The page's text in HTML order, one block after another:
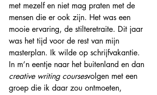
met mezelf en niet mag praten met de
mensen die er ook zijn. Het was een
mooie ervaring, de stilteretraite. Dit jaar
was het tijd voor de rest van mijn
masterplan. Ik wilde op schrijfvakantie.
In m’n eentje naar het buitenland en dan
creative writing coursesvolgen met een
groep die ik daar zou ontmoeten,